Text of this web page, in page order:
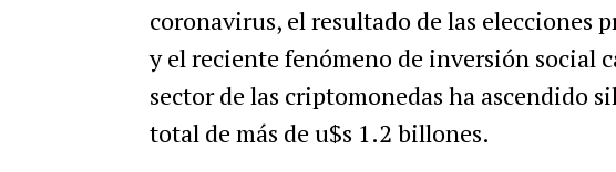
coronavirus, el resultado de las elecciones
y el reciente fenómeno de inversión social
sector de las criptomonedas ha ascendido
total de más de u$s 1.2 billones.